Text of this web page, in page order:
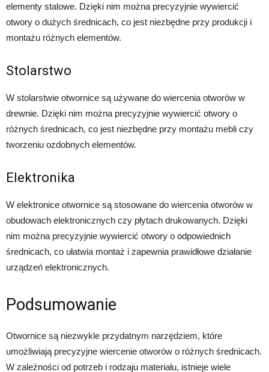
elementy stalowe. Dzięki nim można precyzyjnie wywiercić
otwory o dużych średnicach, co jest niezbędne przy produkcji i
montażu różnych elementów.
Stolarstwo
W stolarstwie otwornice są używane do wiercenia otworów w
drewnie. Dzięki nim można precyzyjnie wywiercić otwory o
różnych średnicach, co jest niezbędne przy montażu mebli czy
tworzeniu ozdobnych elementów.
Elektronika
W elektronice otwornice są stosowane do wiercenia otworów w
obudowach elektronicznych czy płytach drukowanych. Dzięki
nim można precyzyjnie wywiercić otwory o odpowiednich
średnicach, co ułatwia montaż i zapewnia prawidłowe działanie
urządzeń elektronicznych.
Podsumowanie
Otwornice są niezwykle przydatnym narzędziem, które
umożliwiają precyzyjne wiercenie otworów o różnych średnicach.
W zależności od potrzeb i rodzaju materiału, istnieje wiele